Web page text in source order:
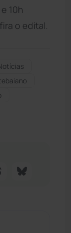
10h
o edital.